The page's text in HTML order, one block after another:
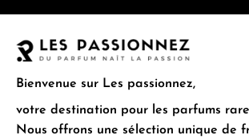
Bienvenue sur Les passionnez,
votre destination pour les parfums
Nous offrons une sélection unique de